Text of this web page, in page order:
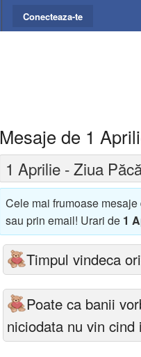
Conecteaza-te
Mesaje de 1
1 Aprilie - Ziua
Cele mai frumoase mesaje
sau prin email! Urari de 1
Timpul vindeca
Poate ca banii
niciodata nu vin cind